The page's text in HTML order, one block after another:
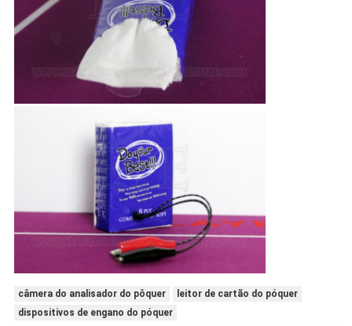
câmera do analisador do pôquer
leitor de cartão do póquer
dispositivos de engano do póquer